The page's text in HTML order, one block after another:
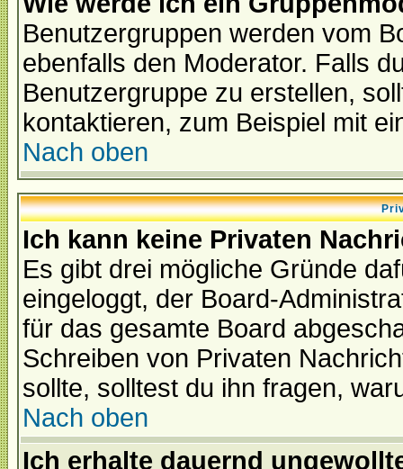
Benutzergruppen werden vom
ebenfalls den Moderator. Falls
Benutzergruppe zu erstellen,
kontaktieren, zum Beispiel mit
Nach oben
Ich kann keine Privaten
Es gibt drei mögliche Gründe
eingeloggt, der Board-
für das gesamte Board
Schreiben von Privaten
sollte, solltest du ihn fragen,
Nach oben
Ich erhalte dauernd